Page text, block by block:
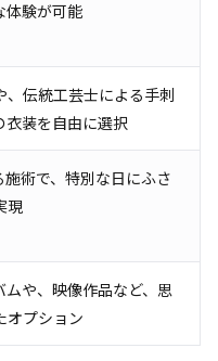
体験が可能
伝統工芸士による手刺
衣装を自由に選択
術で、特別な日にふさ
現
や、映像作品など、思
オプション